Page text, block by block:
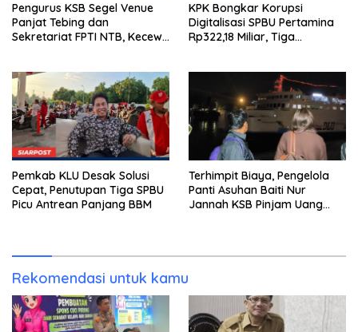
Pengurus KSB Segel Venue
Panjat Tebing dan
Sekretariat FPTI NTB, Kecewa
KPK Bongkar Korupsi
Digitalisasi SPBU Pertamina
Rp322,18 Miliar, Tiga
Pemkab KLU Desak Solusi
Cepat, Penutupan Tiga SPBU
Picu Antrean Panjang BBM
Terhimpit Biaya, Pengelola
Panti Asuhan Baiti Nur
Jannah KSB Pinjam Uang
Rekomendasi untuk kamu